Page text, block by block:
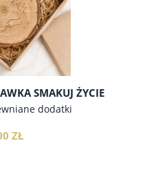
SMAKUJ ŻYCIE
dodatki
ZŁ